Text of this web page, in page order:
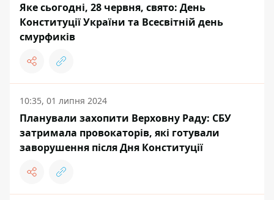
Яке сьогодні, 28 червня, свято: День
Конституції України та Всесвітній день
смурфиків
10:35, 01 липня 2024
Планували захопити Верховну Раду: СБУ
затримала провокаторів, які готували
заворушення після Дня Конституції